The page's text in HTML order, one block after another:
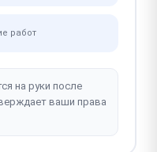
работ
на руки после
ваши права